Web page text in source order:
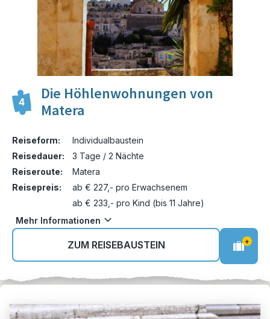
4
Die Höhlenwohnungen von
Matera
Reiseform:
Individualbaustein
Reisedauer:
3 Tage / 2 Nächte
Reiseroute:
Matera
Reisepreis:
ab € 227,- pro Erwachsenem
ab € 233,- pro Kind (bis 11 Jahre)
Mehr Informationen
ZUM REISEBAUSTEIN +